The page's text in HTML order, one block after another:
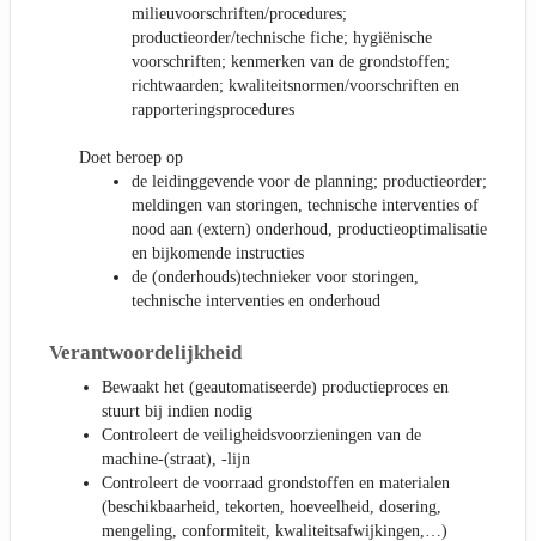
milieuvoorschriften/procedures;
productieorder/technische fiche; hygiënische
voorschriften; kenmerken van de grondstoffen;
richtwaarden; kwaliteitsnormen/voorschriften en
rapporteringsprocedures
Doet beroep op
de leidinggevende voor de planning; productieorder;
meldingen van storingen, technische interventies of
nood aan (extern) onderhoud, productieoptimalisatie
en bijkomende instructies
de (onderhouds)technieker voor storingen,
technische interventies en onderhoud
Verantwoordelijkheid
Bewaakt het (geautomatiseerde) productieproces en
stuurt bij indien nodig
Controleert de veiligheidsvoorzieningen van de
machine-(straat), -lijn
Controleert de voorraad grondstoffen en materialen
(beschikbaarheid, tekorten, hoeveelheid, dosering,
mengeling, conformiteit, kwaliteitsafwijkingen,…)